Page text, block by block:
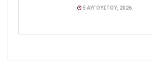
5 ΑΥΓΟΎΣΤΟΥ, 2026